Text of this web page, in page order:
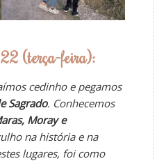
(terça-feira):
cedinho e pegamos
Sagrado. Conhecemos
Moray e
na história e na
lugares, foi como